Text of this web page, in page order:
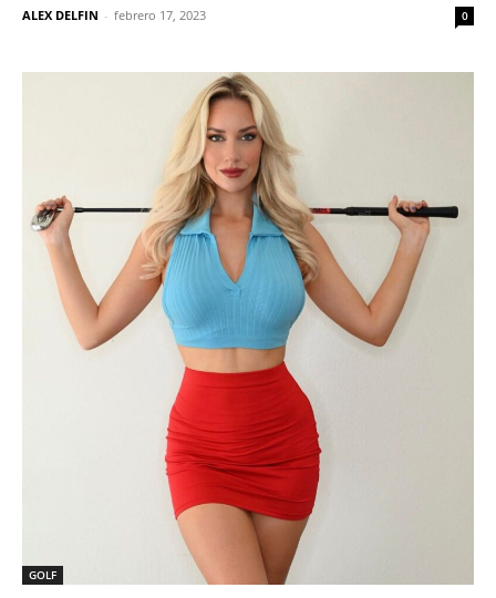
ALEX DELFIN - febrero 17, 2023 0
GOLF